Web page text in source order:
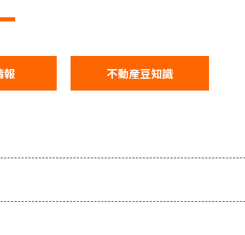
報 不動産豆知識